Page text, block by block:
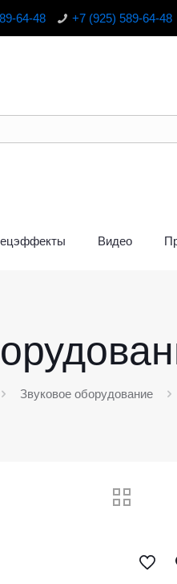
64-48 +7 (925) 589-64-48
Видео
Звуковое оборудование